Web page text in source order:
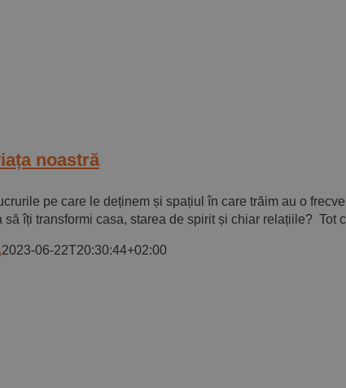
noastră
pe care le deținem și spațiul în care trăim au o
îți transformi casa, starea de spirit și chiar relațiile? Tot
2023-06-22T20:30:44+02:00